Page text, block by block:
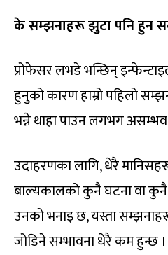
के सम्झनाहरू झुटा पनि हुन
प्रोफेसर लभडे भन्छिन्
हुनुको कारण हाम्रो पहिलो
भन्ने थाहा पाउन लगभग
उदाहरणका लागि, धेरै
बाल्यकालको कुनै घटना वा
उनको भनाइ छ, यस्ता
जोडिने सम्भावना धेरै कम हुन्छ ।